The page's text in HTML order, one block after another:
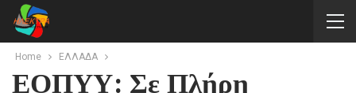
Home ΕΛΛΑΔΑ
ΕΟΠΥΥ: Σε Πλήρη